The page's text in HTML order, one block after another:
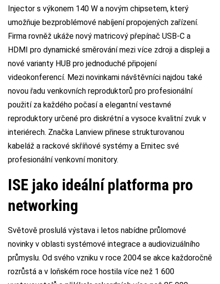
Injector s výkonem 140 W a novým chipsetem, který
umožňuje bezproblémové nabíjení propojených zařízení.
Firma rovněž ukáže nový matricový přepínač USB-C a
HDMI pro dynamické směrování mezi více zdroji a displeji a
nové varianty HUB pro jednoduché připojení
videokonferencí. Mezi novinkami návštěvníci najdou také
novou řadu venkovních reproduktorů pro profesionální
použití za každého počasí a elegantní vestavné
reproduktory určené pro diskrétní a vysoce kvalitní zvuk v
interiérech. Značka Lanview přinese strukturovanou
kabeláž a rackové skříňové systémy a Ernitec své
profesionální venkovní monitory.
ISE jako ideální platforma pro
networking
Světově proslulá výstava i letos nabídne průlomové
novinky v oblasti systémové integrace a audiovizuálního
průmyslu. Od svého vzniku v roce 2004 se akce každoročně
rozrůstá a v loňském roce hostila více než 1 600